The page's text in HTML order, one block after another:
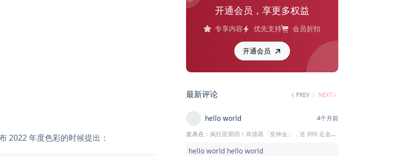
2022 年度色彩的时候提出：
开通会员，享更多权益
专享内容 优先支持 会员折扣
开通会员
最新评论 PREV NEXT
hello world
4个月前
发表在： 疯狂星期四！肯德基「发神金」，送 999 足金鸡块
hello world hello world